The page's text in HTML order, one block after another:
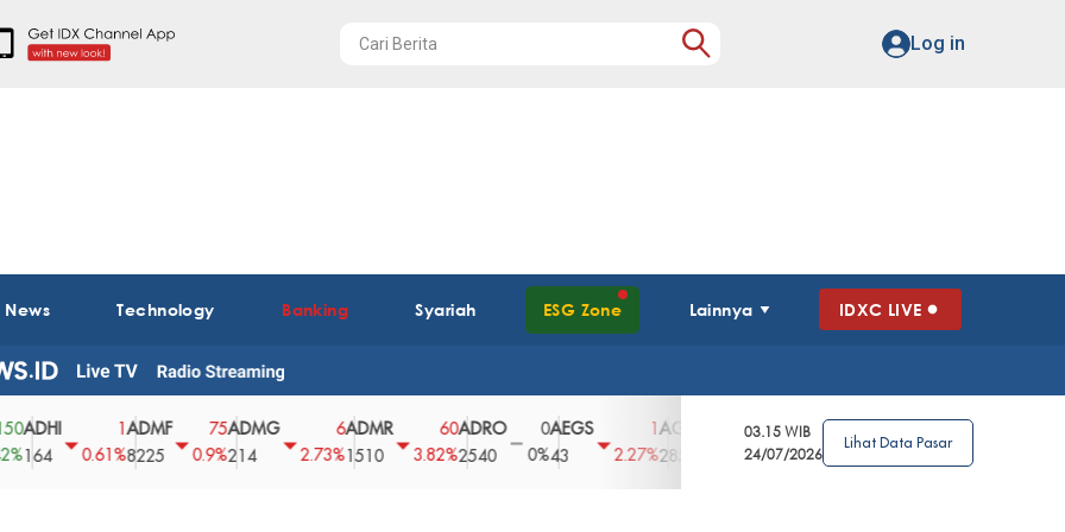
Log in
Technology Banking Syariah ESG Zone Lainnya IDXC LIVE
0.61%
ADMF
8225
75
0.9%
ADMG
214
2.73%
ADMR
1510
60
3.82%
ADRO
2540
0
0%
AEGS
2.27% 2850
3.39%
AGRO
4
2.63%
0%
03.15 WIB
24/07/2026
Lihat Data Pasar